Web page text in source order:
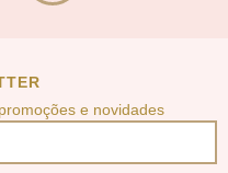
e novidades